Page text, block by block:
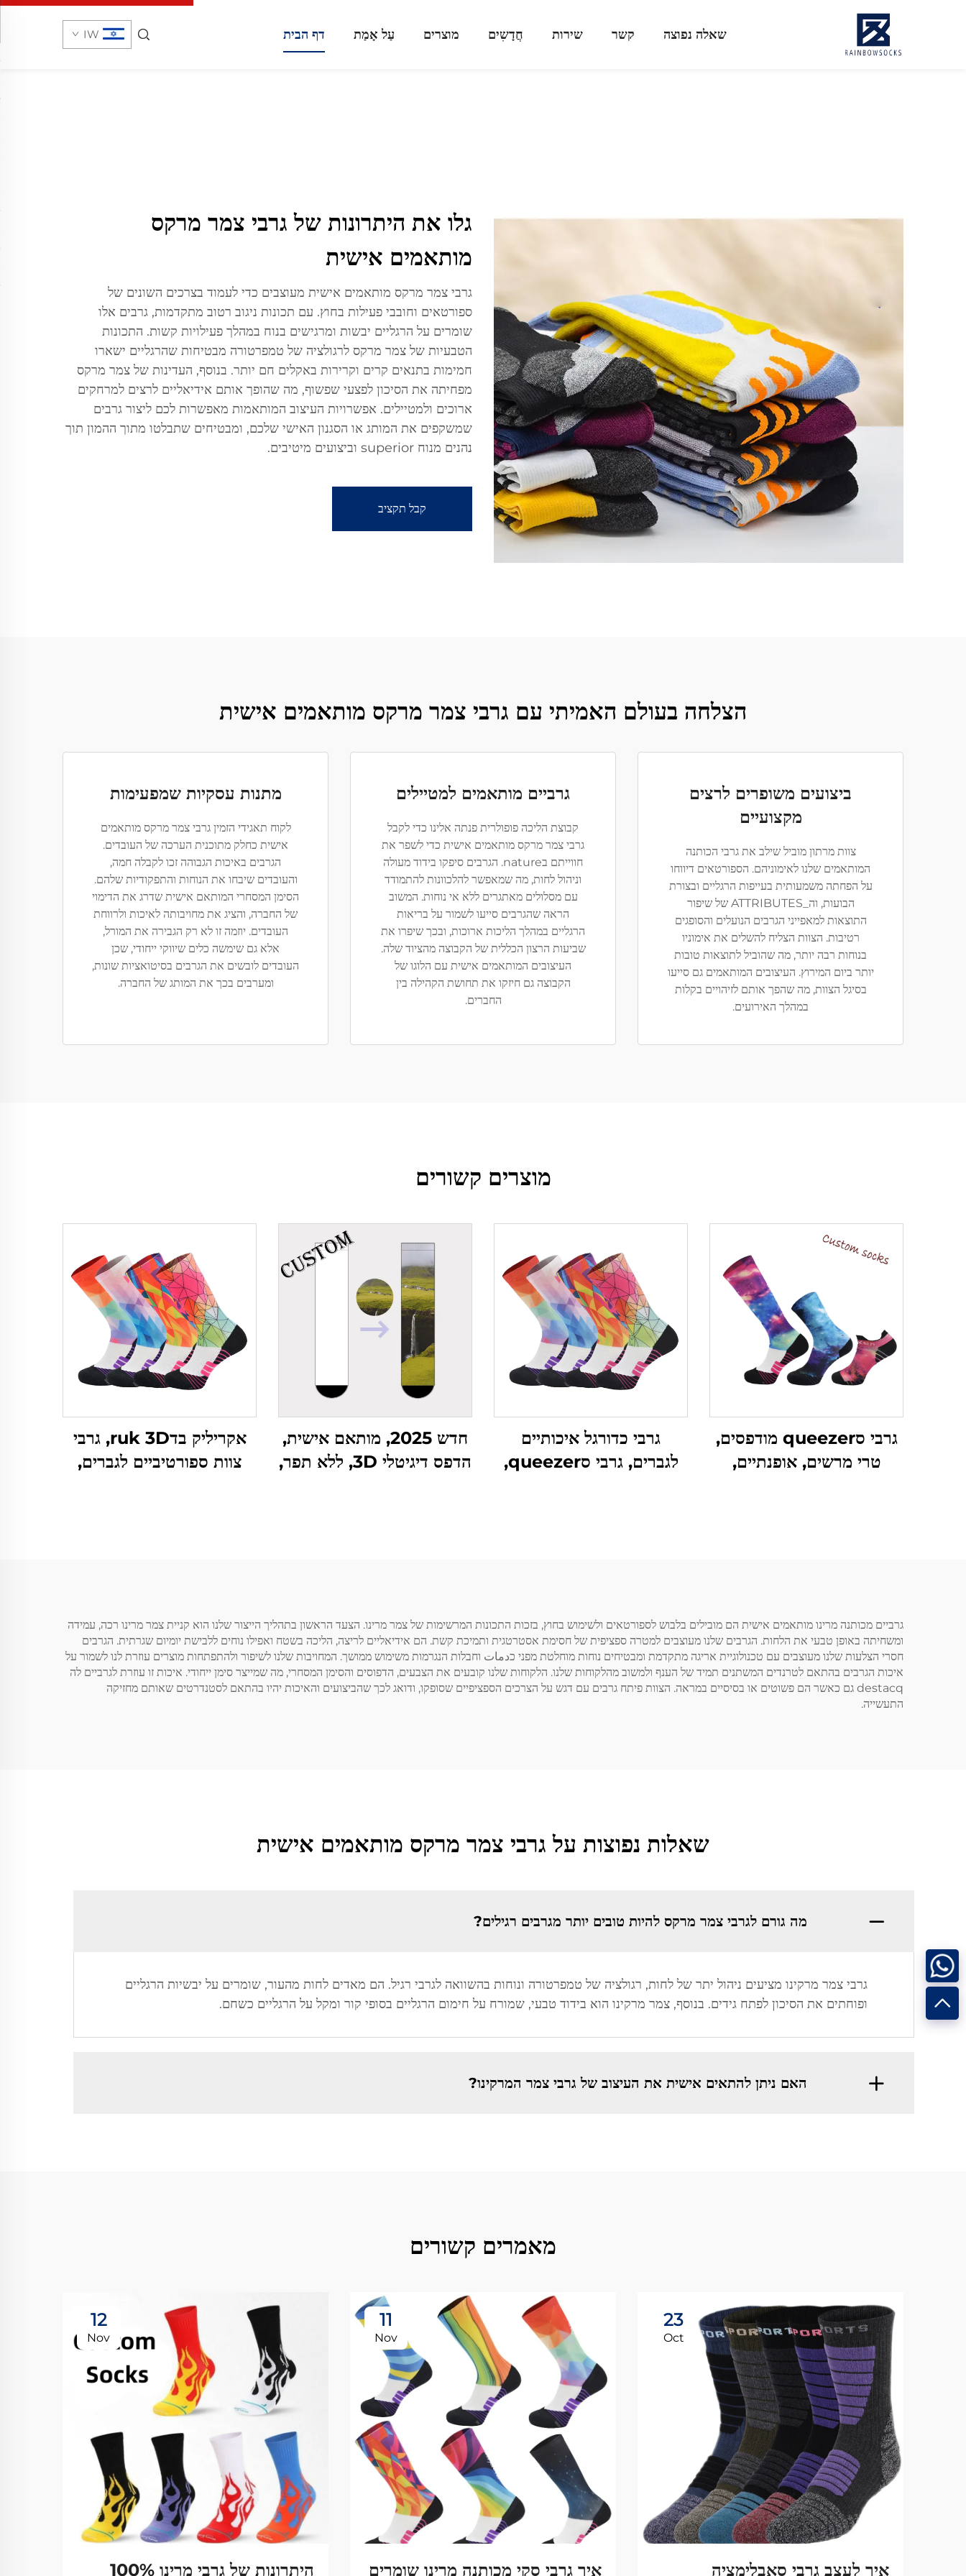
דף הבית עַל אָמַת מוצרים חֲדָשִים שירות קשר שאלה נפוצה IW
גלו את היתרונות של גרבי צמר מרקס
מותאמים אישית
גרבי צמר מרקס מותאמים אישית מעוצבים כדי לעמוד בצרכים השונים של
ספורטאים וחובבי פעילות בחוץ. עם תכונות ניגוב רטוב מתקדמות, גרבים אלו
שומרים על הרגליים יבשות ומרגישים בנוח במהלך פעילויות קשות. התכונות
הטבעיות של צמר מרקס לרגולציה של טמפרטורה מבטיחות שהרגליים ישארו
חמימות בתנאים קרים וקרירות באקלים חם יותר. בנוסף, העדינות של צמר מרקס
מפחיתה את הסיכון לפצעי שפשוף, מה שהופך אותם אידיאליים לרצים למרחקים
ארוכים ולמטיילים. אפשרויות העיצוב המותאמות מאפשרות לכם ליצור גרבים
שמשקפים את המותג או הסגנון האישי שלכם, ומבטיחים שתבלטו מתוך ההמון תוך
נהנים מנוח superior וביצועים מיטיבים.
קבל תקציב
הצלחה בעולם האמיתי עם גרבי צמר מרקס מותאמים אישית
ביצועים משופרים לרצים
מקצועיים
צוות מרתון מוביל שילב את גרבי הכותנה
המותאמים שלנו לאימוניהם. הספורטאים דיווחו
על הפחתה משמעותית בעייפות הרגליים ובצורת
הבועות, וה_ATTRIBUTES של שיפור
התוצאות למאפייני הגרבים הנועלים והסופגים
רטיבות. הצוות הצליח להשלים את אימוניו
בנוחות רבה יותר, מה שהוביל לתוצאות טובות
יותר ביום המירוץ. העיצובים המותאמים גם סייעו
בסיגל הצוות, מה שהפך אותם לזיהויים בקלות
במהלך האירועים.
גרביים מותאמים למטיילים
קבוצת הליכה פופולרית פנתה אלינו כדי לקבל
גרבי צמר מרקס מותאמים אישית כדי לשפר את
חווייתם בnature. הגרבים סיפקו בידוד מעולה
וניהול לחות, מה שמאפשר להלכוונות להתמודד
עם מסלולים מאתגרים ללא אי נוחות. המשוב
הראה שהגרבים סייעו לשמור על בריאות
הרגליים במהלך הליכות ארוכות, ובכך שיפרו את
שביעות הרצון הכללית של הקבוצה מהציוד שלה.
העיצובים המותאמים אישית עם הלוגו של
הקבוצה גם חיזקו את תחושת הקהילה בין
החברים.
מתנות עסקיות שמפעימות
לקוח תאגידי הזמין גרבי צמר מרקס מותאמים
אישית כחלק מתוכנית הערכה של העובדים.
הגרבים באיכות הגבוהה זכו לקבלה חמה,
והעובדים שיבחו את הנוחות והתפקודיות שלהם.
הסימן המסחרי המותאם אישית שדרג את הדימוי
של החברה, והציג את מחויבותה לאיכות ולרווחת
העובדים. יוזמה זו לא רק הגבירה את המורל,
אלא גם שימשה כלים שיווקי ייחודי, שכן
העובדים לובשים את הגרבים בסיטואציות שונות,
ומערבים בכך את המותג של החברה.
מוצרים קשורים
גרבי סqueezer מודפסים,
טרי מרשים, אופנתיים,
גרבי כדורגל איכותיים
לגברים, גרבי סqueezer,
חדש 2025, מותאם אישית,
הדפס דיגיטלי 3D, ללא תפר,
אקריליק בדruk 3D, גרבי
צוות ספורטיביים לגברים,
גרביים מכותנה מרינו מותאמים אישית הם מובילים בלבוש לספורטאים ולשימוש בחוץ, בזכות התכונות המרשימות של צמר מרינו. הצעד הראשון בתהליך הייצור שלנו הוא קניית צמר מרינו רכה, עמידה
ומשחיתה באופן טבעי את הלחות. הגרבים שלנו מעוצבים למטרה ספציפית של חסימת אסטרטגית ותמיכת קשת. הם אידיאליים לריצה, הליכה בשטח ואפילו נוחים ללבישת יומיום שגרתית. הגרבים
חסרי הצלעות שלנו מעוצבים עם טכנולוגיית אריגה מתקדמת ומבטיחים נוחות מוחלטת מפני כدمات וחבלות הנגרמות משימוש ממושך. המחויבות שלנו לשיפור ולהתפתחות מוצרים עוזרת לנו לשמור על
איכות הגרבים בהתאם לטרנדים המשתנים תמיד של הענף ולמשוב מהלקוחות שלנו. הלקוחות שלנו קובעים את הצבעים, הדפוסים והסימן המסחרי, מה שמייצר סימן ייחודי. איכות זו עוזרת לגרביים לה
destacq גם כאשר הם פשוטים או בסיסיים במראה. הצוות פיתח גרבים עם דגש על הצרכים הספציפיים שסופקו, ודואג לכך שהביצועים והאיכות יהיו בהתאם לסטנדרטים שאותם מחזיקה
התעשייה.
שאלות נפוצות על גרבי צמר מרקס מותאמים אישית
מה גורם לגרבי צמר מרקס להיות טובים יותר מגרבים רגילים?
גרבי צמר מרקינו מציעים ניהול יתר של לחות, רגולציה של טמפרטורה ונוחות בהשוואה לגרבי רגיל. הם מאדים לחות מהעור, שומרים על יבשיות הרגליים
ופוחתים את הסיכון לפתח גידים. בנוסף, צמר מרקינו הוא בידוד טבעי, שמורח על חימום הרגליים בסופי קור ומקל על הרגליים כשחם.
האם ניתן להתאים אישית את העיצוב של גרבי צמר המרקינו?
מאמרים קשורים
23
Oct
איך לעצב גרבי סאבלימציה
11
Nov
איך גרבי סקי מכותנה מרינו שומרים
12
Nov
היתרונות של גרבי מרינו 100%